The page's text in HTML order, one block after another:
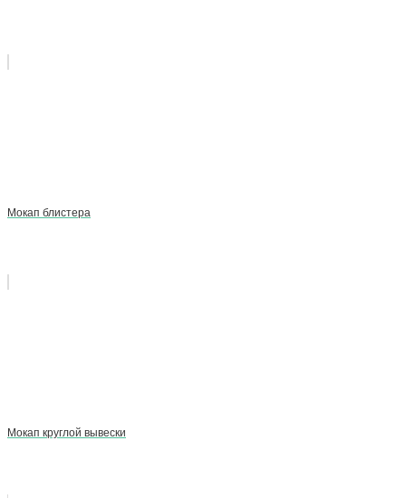
Мокап блистера
Мокап круглой вывески